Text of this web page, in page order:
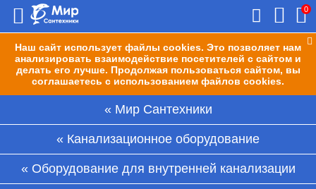
Наш сайт использует файлы cookies. Это позволяет нам
анализировать взаимодействие посетителей с сайтом и
делать его лучше. Продолжая пользоваться сайтом, вы
соглашаетесь с использованием файлов cookies.
0
Мир Сантехники
Канализационное оборудование
Оборудование для внутренней канализации